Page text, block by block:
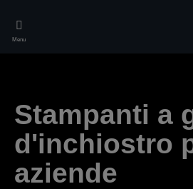
main
Menu
Stampanti a
d'inchiostro
aziende